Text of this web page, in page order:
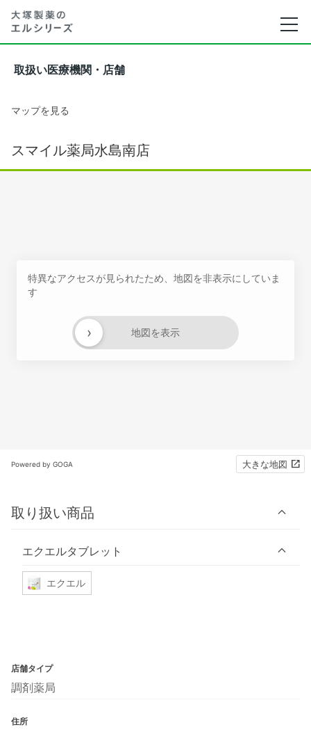
取扱い医療機関・店舗
マップを見る
スマイル薬局水島南店
特異なアクセスが見られたため、地図を非表示にしていま
す
地図を表示
›
Powered by GOGA 大きな地図
取り扱い商品
エクエルタブレット
エクエル
店舗タイプ
調剤薬局
住所